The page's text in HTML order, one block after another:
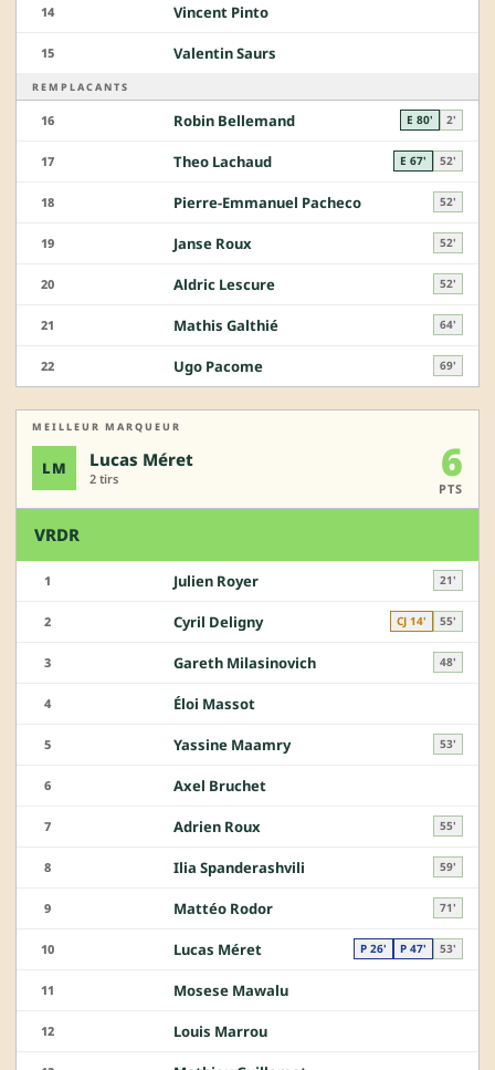
14 Vincent Pinto
15 Valentin Saurs
REMPLACANTS
16 Robin Bellemand E 80' 2'
17 Theo Lachaud E 67' 52'
18 Pierre-Emmanuel Pacheco 52'
19 Janse Roux 52'
20 Aldric Lescure 52'
21 Mathis Galthié 64'
22 Ugo Pacome 69'
MEILLEUR MARQUEUR
LM Lucas Méret
2 tirs 6
PTS
VRDR
1 Julien Royer 21'
2 Cyril Deligny CJ 14' 55'
3 Gareth Milasinovich 48'
4 Éloi Massot
5 Yassine Maamry 53'
6 Axel Bruchet
7 Adrien Roux 55'
8 Ilia Spanderashvili 59'
9 Mattéo Rodor 71'
10 Lucas Méret P 26' P 47' 53'
11 Mosese Mawalu
12 Louis Marrou